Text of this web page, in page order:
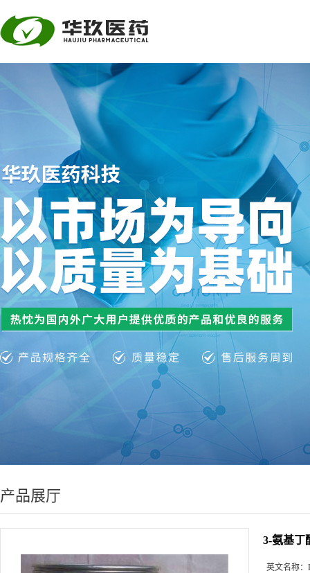
产品展厅
3-氨基丁
英文名称：